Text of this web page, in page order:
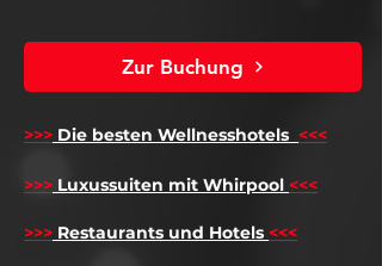
Zur Buchung
>>> Die besten Wellnesshotels <<<
>>> Luxussuiten mit Whirpool <<<
>>> Restaurants und Hotels <<<